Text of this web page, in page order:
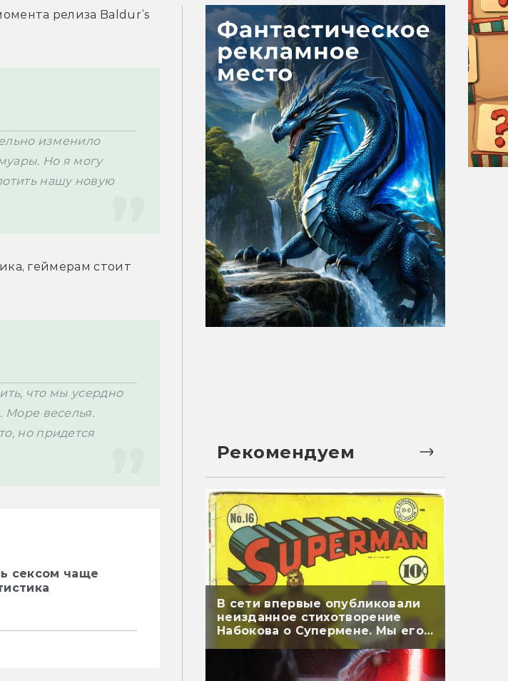
релиза Baldur’s
изменило
Но я могу
нашу новую
геймерам стоит
что мы усердно
Море веселья.
но придется
сексом чаще
Рекомендуем
В сети впервые опубликовали
неизданное стихотворение
Набокова о Супермене. Мы его
перевели